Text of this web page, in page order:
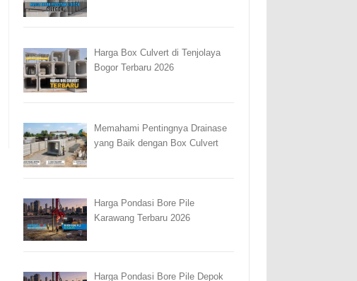
Harga Box Culvert di Tenjolaya
Bogor Terbaru 2026
Memahami Pentingnya Drainase
yang Baik dengan Box Culvert
Harga Pondasi Bore Pile
Karawang Terbaru 2026
Harga Pondasi Bore Pile Depok